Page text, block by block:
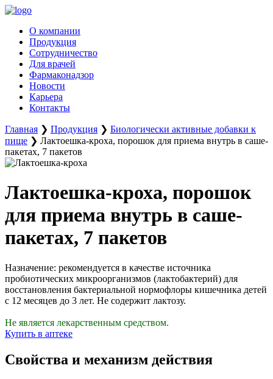
Перейти
содержимому
О компании
Продукция
Сотрудничество
Для врачей
Фармаконадзор
Новости
Карьера
Контакты
Главная ❯ Продукция ❯ Биологически активные добавки к
пище ❯ Лактоешка-кроха, порошок для приема внутрь в саше-
пакетах, 7 пакетов
Лактоешка-кроха, порошок
для приема внутрь в саше-
пакетах, 7 пакетов
Назначение: рекомендуется в качестве источника
пробиотических микроорганизмов (лактобактерий) для
восстановления бактериальной нормофлоры кишечника детей
с 12 месяцев до 3 лет. Не содержит лактозу.
Не является лекарственным средством.
Купить в аптеке
Свойства и механизм действия